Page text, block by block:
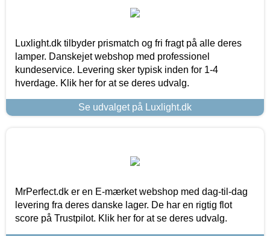
Luxlight.dk tilbyder prismatch og fri fragt på alle deres
lamper. Danskejet webshop med professionel
kundeservice. Levering sker typisk inden for 1-4
hverdage. Klik her for at se deres udvalg.
Se udvalget på Luxlight.dk
MrPerfect.dk er en E-mærket webshop med dag-til-dag
levering fra deres danske lager. De har en rigtig flot
score på Trustpilot. Klik her for at se deres udvalg.